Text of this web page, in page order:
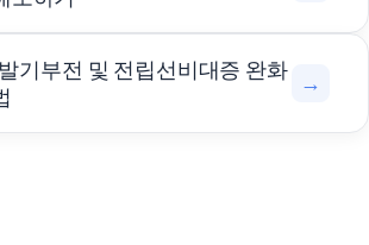
기부전 및 전립선비대증 완화
→